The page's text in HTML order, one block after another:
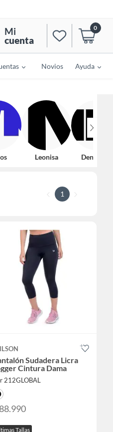
Mi
cuenta
0
Novios Ayuda
Leonisa Denimlab
1
Sudadera Licra
Cintura Dama
212GLOBAL
Tallas